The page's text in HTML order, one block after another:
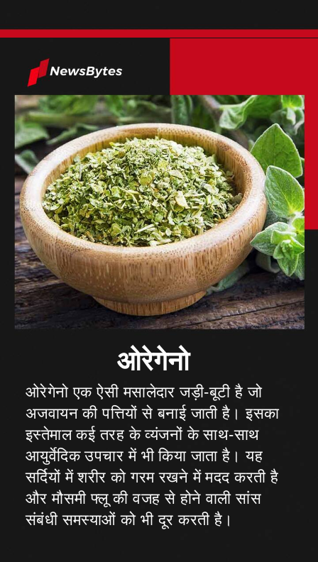
ओरेगेनो
ओरेगेनो एक ऐसी मसालेदार जड़ी-बूटी है जो
अजवायन की पत्तियों से बनाई जाती है। इसका
इस्तेमाल कई तरह के व्यंजनों के साथ-साथ
आयुर्वेदिक उपचार में भी किया जाता है। यह
सर्दियों में शरीर को गरम रखने में मदद करती है
और मौसमी फ्लू की वजह से होने वाली सांस